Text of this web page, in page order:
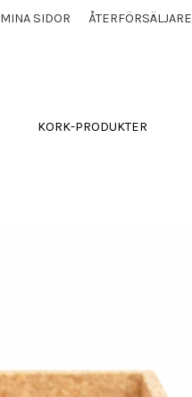
MINA SIDOR ÅTERFÖRSÄLJARE
KORK-PRODUKTER